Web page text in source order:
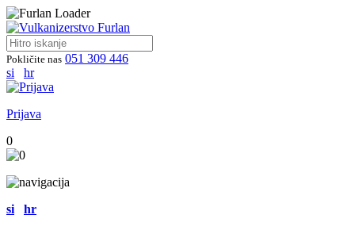
Pokličite nas 051 309 446
si
hr
Prijava
0
si hr